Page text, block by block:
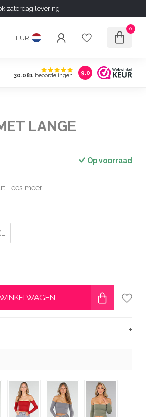
zaterdag levering
EUR
0
30.081 beoordelingen 9.0
LANGE
Op voorraad
Lees meer.
+